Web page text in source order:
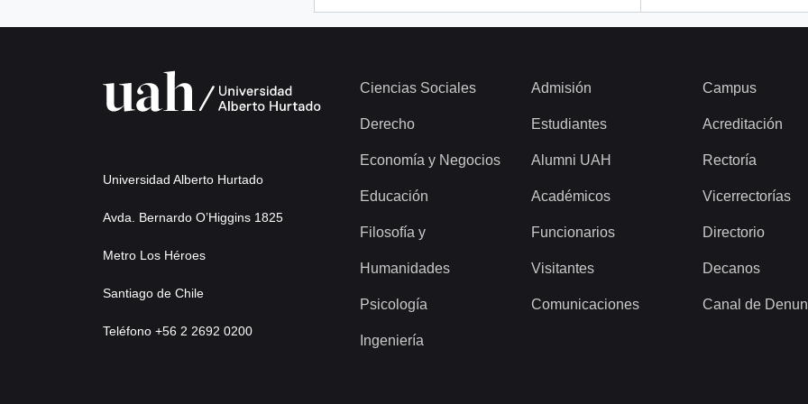
Universidad Alberto Hurtado
Avda. Bernardo O’Higgins 1825
Metro Los Héroes
Santiago de Chile
Teléfono +56 2 2692 0200
Ciencias Sociales
Derecho
Economía y Negocios
Educación
Filosofía y
Humanidades
Psicología
Ingeniería
Admisión
Estudiantes
Alumni UAH
Académicos
Funcionarios
Visitantes
Comunicaciones
Campus
Acreditación
Rectoría
Vicerrectorías
Directorio
Decanos
Canal de